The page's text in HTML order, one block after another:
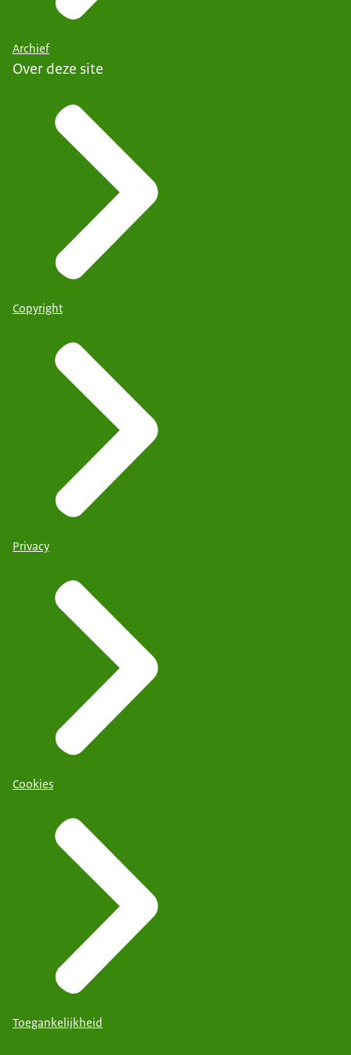
Archief
Over deze site
Copyright
Privacy
Cookies
Toegankelijkheid